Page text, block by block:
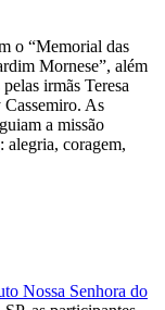
o “Memorial das
Mornese”, além
irmãs Teresa
As
a missão
: alegria, coragem,
Nossa Senhora do